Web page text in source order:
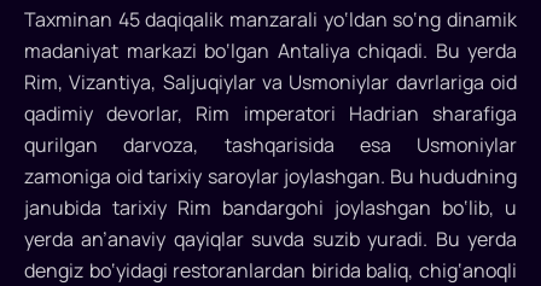
Taxminan 45 daqiqalik manzarali yo‘ldan so‘ng dinamik
madaniyat markazi bo‘lgan Antaliya chiqadi. Bu yerda
Rim, Vizantiya, Saljuqiylar va Usmoniylar davrlariga oid
qadimiy devorlar, Rim imperatori Hadrian sharafiga
qurilgan darvoza, tashqarisida esa Usmoniylar
zamoniga oid tarixiy saroylar joylashgan. Bu hududning
janubida tarixiy Rim bandargohi joylashgan bo‘lib, u
yerda an’anaviy qayiqlar suvda suzib yuradi. Bu yerda
dengiz bo‘yidagi restoranlardan birida baliq, chig‘anoqli